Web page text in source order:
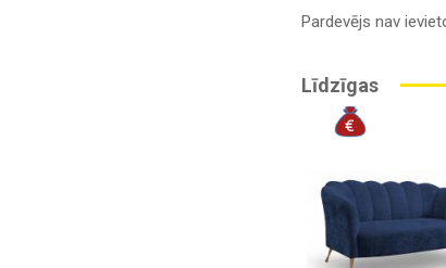
Pardevējs nav
Līdzīgas